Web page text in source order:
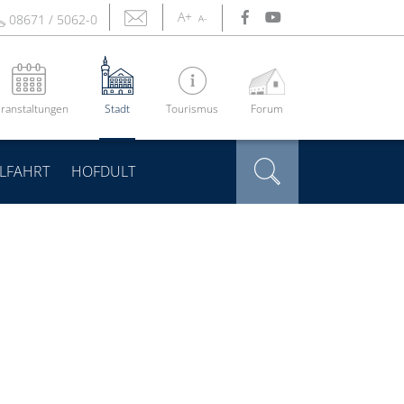
08671 / 5062-0 A+ A-
Stadt Tourismus Forum
HOFDULT